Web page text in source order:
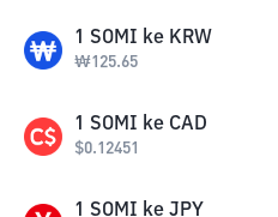
1 SOMI ke KRW
₩125.65
1 SOMI ke CAD
$0.12451
1 SOMI ke JPY